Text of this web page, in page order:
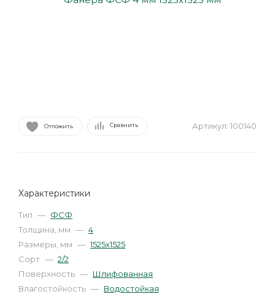
Отложить Сравнить Артикул: 100140
Характеристики
Тип — ФСФ
Толщина, мм — 4
Размеры, мм — 1525х1525
Сорт — 2/2
Поверхность — Шлифованная
Влагостойкость — Водостойкая